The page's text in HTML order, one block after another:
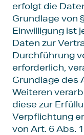
erfolgt die
Grundlage von
Einwilligung ist
Daten zur
Durchführung
erforderlich,
Grundlage des
Weiteren
diese zur
Verpflichtung
von Art. 6 Abs.